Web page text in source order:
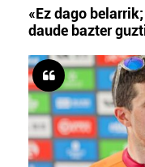
«Ez dago
daude bazter